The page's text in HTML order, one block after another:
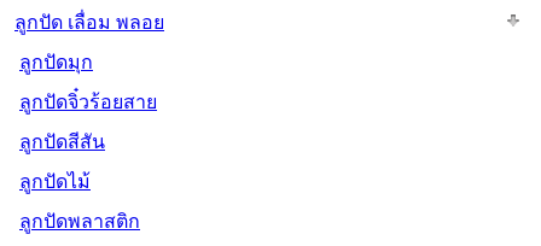
ลูกปัด เลื่อม พลอย
ลูกปัดมุก
ลูกปัดจิ๋วร้อยสาย
ลูกปัดสีสัน
ลูกปัดไม้
ลูกปัดพลาสติก